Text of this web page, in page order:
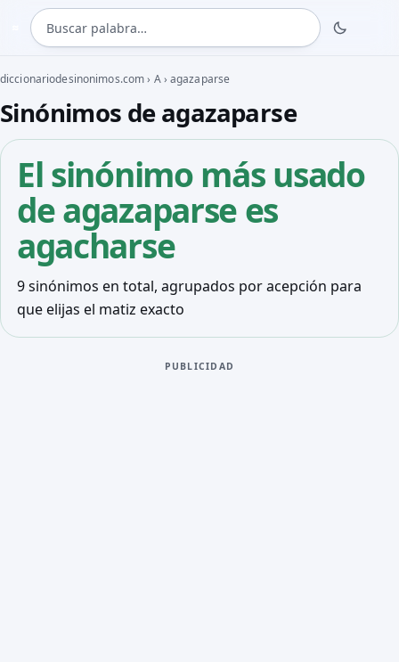
Buscar palabra
diccionariodesinonimos.com› A› agazaparse
Sinónimos de agazaparse
El sinónimo más usado
de agazaparse es
agacharse
9 sinónimos en total, agrupados por acepción para
que elijas el matiz exacto
PUBLICIDAD